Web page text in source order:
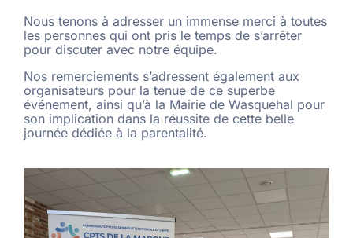
Nous tenons à adresser un immense merci à toutes
les personnes qui ont pris le temps de s’arrêter
pour discuter avec notre équipe.
Nos remerciements s’adressent également aux
organisateurs pour la tenue de ce superbe
événement, ainsi qu’à la Mairie de Wasquehal pour
son implication dans la réussite de cette belle
journée dédiée à la parentalité.